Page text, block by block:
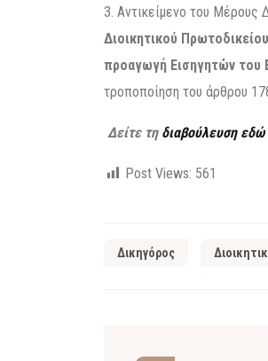
3. Αντικείμενο του Μέρους
Διοικητικού Πρωτοδικείου
προαγωγή Εισηγητών του
τροποποίηση του άρθρου
Δείτε τη διαβούλευση εδώ
Post Views: 561
Δικηγόρος